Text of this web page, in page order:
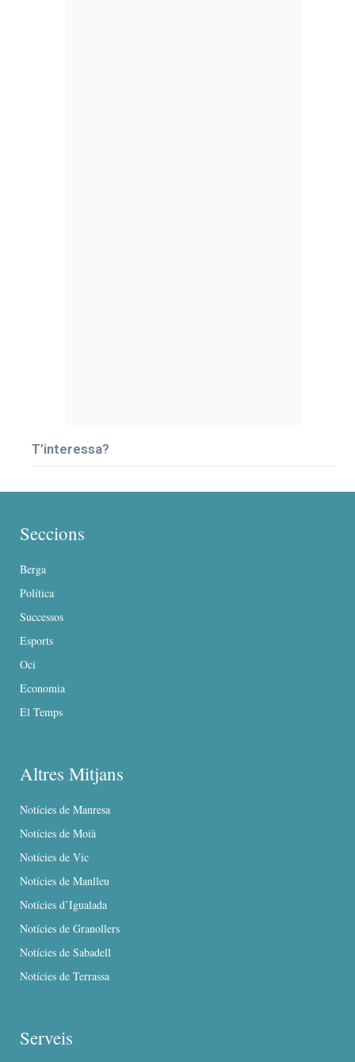
T’interessa?
Seccions
Berga
Política
Successos
Esports
Oci
Economia
El Temps
Altres Mitjans
Notícies de Manresa
Notícies de Moià
Notícies de Vic
Notícies de Manlleu
Notícies d’Igualada
Notícies de Granollers
Notícies de Sabadell
Notícies de Terrassa
Serveis